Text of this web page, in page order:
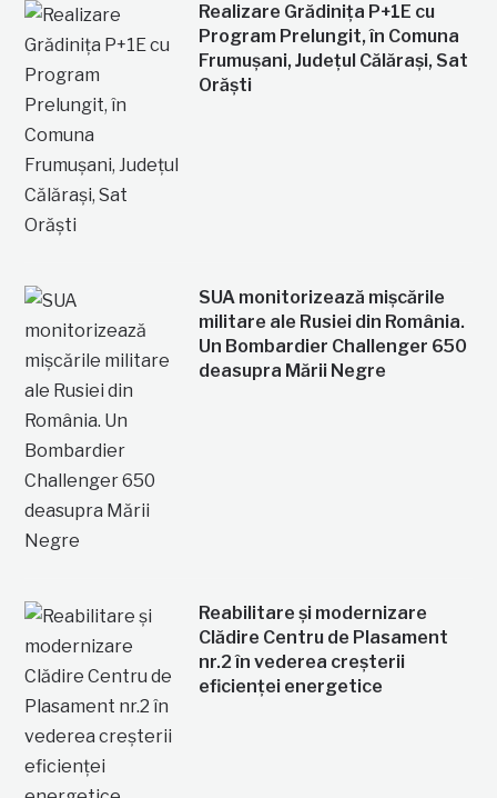
Realizare Grădinița P+1E cu
Program Prelungit, în Comuna
Frumușani, Județul Călărași, Sat
Orăști
SUA monitorizează mișcările
militare ale Rusiei din România.
Un Bombardier Challenger 650
deasupra Mării Negre
Reabilitare și modernizare
Clădire Centru de Plasament
nr.2 în vederea creșterii
eficienței energetice